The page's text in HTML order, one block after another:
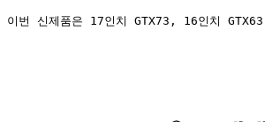
이번 신제품은 17인치 GTX73, 16인치